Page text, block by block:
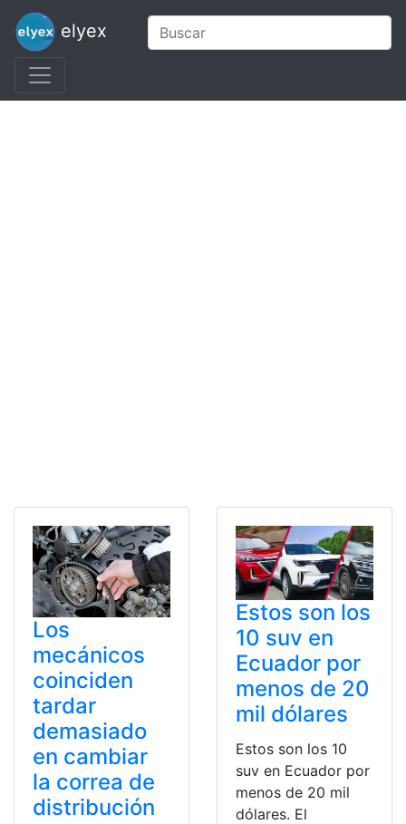
elyex
Los
mecánicos
coinciden
tardar
demasiado
en cambiar
la correa de
distribución
Estos son los
10 suv en
Ecuador por
menos de 20
mil dólares
Estos son los 10
suv en Ecuador por
menos de 20 mil
dólares. El